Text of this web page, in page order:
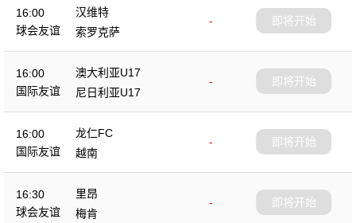
16:00
球会友谊
汉维特
-
索罗克萨
即将开始
16:00
国际友谊
澳大利亚U17
-
尼日利亚U17
即将开始
16:00
国际友谊
龙仁FC
-
越南
即将开始
16:30
球会友谊
里昂
-
梅肯
即将开始